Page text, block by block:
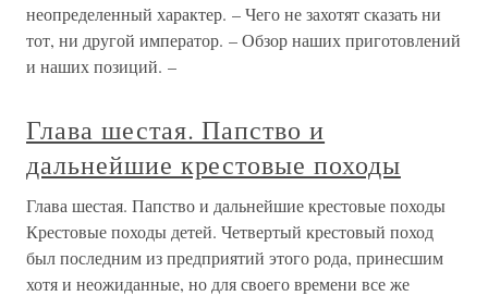
неопределенный характер. – Чего не захотят сказать ни
тот, ни другой император. – Обзор наших приготовлений
и наших позиций. –
Глава шестая. Папство и
дальнейшие крестовые походы
Глава шестая. Папство и дальнейшие крестовые походы
Крестовые походы детей. Четвертый крестовый поход
был последним из предприятий этого рода, принесшим
хотя и неожиданные, но для своего времени все же